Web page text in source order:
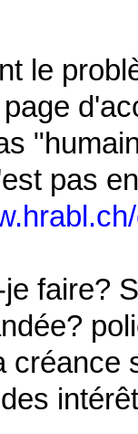
le
pas
faire?
créance